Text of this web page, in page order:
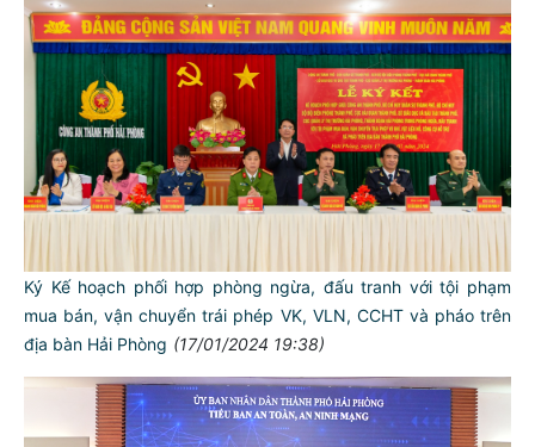
Ký Kế hoạch phối hợp phòng ngừa, đấu tranh với tội phạm
mua bán, vận chuyển trái phép VK, VLN, CCHT và pháo trên
địa bàn Hải Phòng (17/01/2024 19:38)